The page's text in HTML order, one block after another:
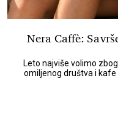
Nera Caffè:
Leto najviše volimo
omiljenog društva i